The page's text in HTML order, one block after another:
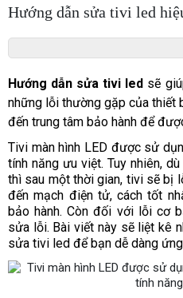
Hướng dẫn sửa tivi led
Hướng dẫn sửa tivi led sẽ
những lỗi thường gặp của thiết
đến trung tâm bảo hành để
Tivi màn hình LED được sử
tính năng ưu việt. Tuy nhiên,
thì sau một thời gian, tivi sẽ bị
đến mạch điện tử, cách tốt
bảo hành. Còn đối với lỗi cơ
sửa lỗi. Bài viết này sẽ liệt kê
sửa tivi led để bạn dễ dàng